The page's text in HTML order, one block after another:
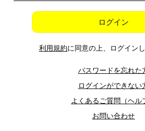
ログイン
利用規約に同意の上、ログイン
パスワードを忘れた
ログインができない
よくあるご質問（ヘル
お問い合わせ